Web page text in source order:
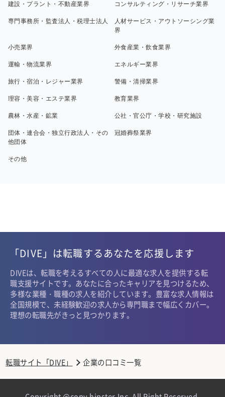
建設・プラント・不動産業界 コンサルティング・リサーチ業界
専門事務所・監査法人・税理士法人
人材サービス・アウトソーシング業
界
小売業界 外食産業・飲食業界
運輸・物流業界 エネルギー業界
旅行・宿泊・レジャー業界 警備・清掃業界
理容・美容・エステ業界 教育業界
農林・水産・鉱業 公社・官公庁・学校・研究施設
団体・連合会・独立行政法人・その
他団体
冠婚葬祭業界
その他
「DIVE」は転職するあなたを応援します
DIVEは、転職を考えるすべての人に最適な求人を提供する転
職支援サイトです。あなたに合ったキャリアを見つけるため、
多様な業種・職種の求人を紹介しています。豊富な求人情報は
全国規模で、未経験歓迎の求人から専門職まで幅広くカバー。
理想の転職先がきっと見つかります。
転職サイト「DIVE」 企業の口コミ一覧